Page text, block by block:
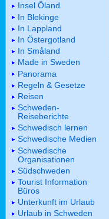
Insel Öland
In Blekinge
In Lappland
In Östergotland
In Småland
Made in Sweden
Panorama
Regeln & Gesetze
Reisen
Schweden-
Reiseberichte
Schwedisch lernen
Schwedische Medien
Schwedische
Organisationen
Südschweden
Tourist Information
Büros
Unterkunft im Urlaub
Urlaub in Schweden